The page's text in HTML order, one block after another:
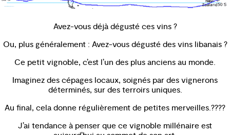
Avez-vous déjà dégusté ces vins ?
Ou, plus généralement : Avez-vous dégusté des vins libanais ?
Ce petit vignoble, c’est l’un des plus anciens au monde.
Imaginez des cépages locaux, soignés par des vignerons
déterminés, sur des terroirs uniques.
Au final, cela donne régulièrement de petites merveilles.????
J’ai tendance à penser que ce vignoble millénaire est